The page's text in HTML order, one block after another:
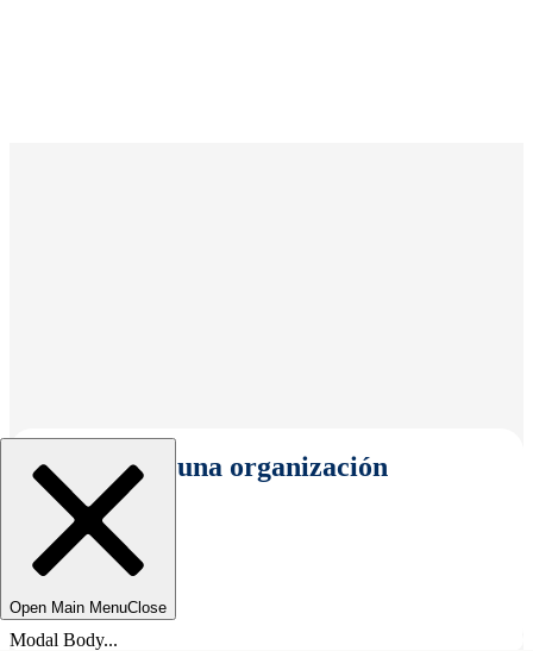
Seleccionar una organización
Open Main MenuClose
Modal Body...